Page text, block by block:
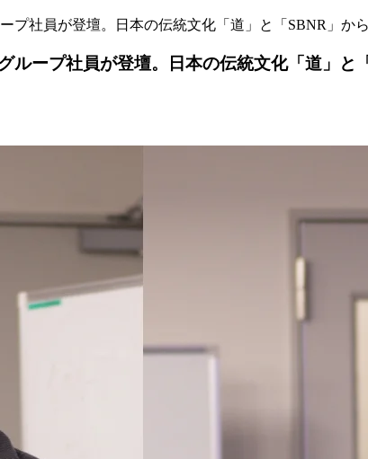
プ社員が登壇。日本の伝統文化「道」と「SBNR」
ループ社員が登壇。日本の伝統文化「道」